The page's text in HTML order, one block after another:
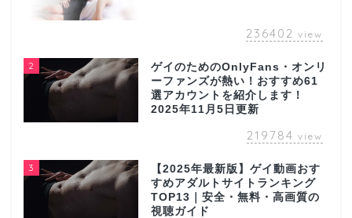
236402 view
2
ゲイのためのOnlyFans・オンリ
ーファンズが熱い！おすすめ61
選アカウントを紹介します！
2025年11月5日更新
219784 view
3
【2025年最新版】ゲイ動画おす
すめアダルトサイトランキング
TOP13｜安全・無料・高画質の
視聴ガイド